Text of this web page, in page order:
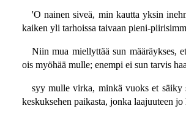
'O nainen siveä, min kautta yksin
kaiken yli tarhoissa taivaan pieni-
Niin mua miellyttää sun määräykses,
ois myöhää mulle; enempi ei sun tarvis
syy mulle virka, minkä vuoks et säiky
keskuksehen paikasta, jonka laajuuteen jo